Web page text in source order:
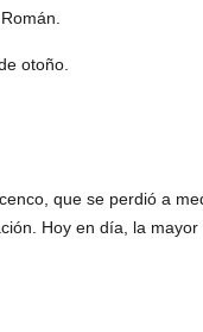
otoño.
que se perdió a
Hoy en día, la